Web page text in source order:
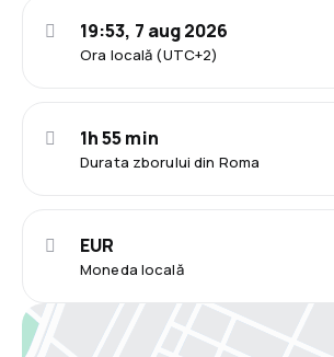
Ora locală (UTC+2)
19:53, 7 aug 2026
Durata zborului din Roma
1h 55 min
Moneda locală
EUR